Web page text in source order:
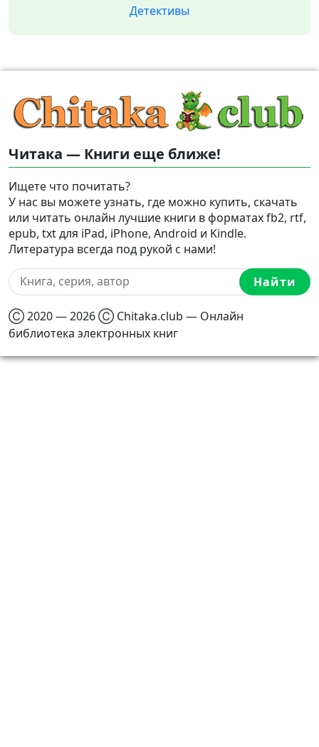
Детективы
Читака — Книги еще ближе!
Ищете что почитать?
У нас вы можете узнать, где можно купить, скачать
или читать онлайн лучшие книги в форматах fb2, rtf,
epub, txt для iPad, iPhone, Android и Kindle.
Литература всегда под рукой с нами!
Найти
Ⓒ 2020 — 2026 Ⓒ Chitaka.club — Онлайн
библиотека электронных книг